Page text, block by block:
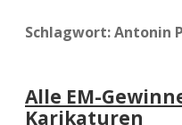
Schlagwort:Antonin
Alle EM-
Karikaturen